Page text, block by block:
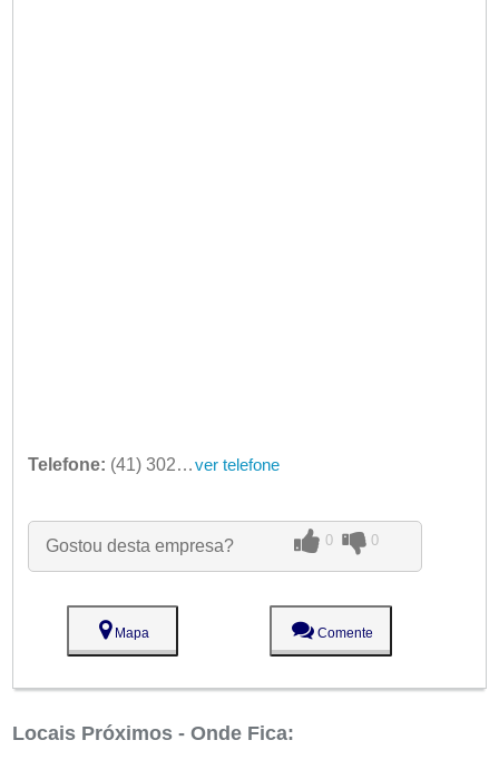
Telefone: (41) 3025-7077 / (41) 3095-9440 ver telefone
Gostou desta empresa? 0 0
Mapa Comente
Locais Próximos - Onde Fica: